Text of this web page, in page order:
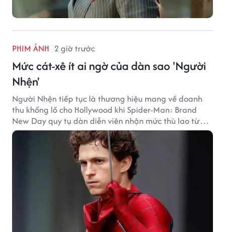
PHIM ẢNH 2 giờ trước
Mức cát-xê ít ai ngờ của dàn sao 'Người
Nhện'
Người Nhện tiếp tục là thương hiệu mang về doanh
thu khổng lồ cho Hollywood khi Spider-Man: Brand
New Day quy tụ dàn diễn viên nhận mức thù lao từ
hàng chục đến hàng trăm tỷ đồng. Thành công phòng
vé của bộ phim cũng giúp nhiều ngôi sao sở hữu khoản
thu nhập đáng mơ ước.